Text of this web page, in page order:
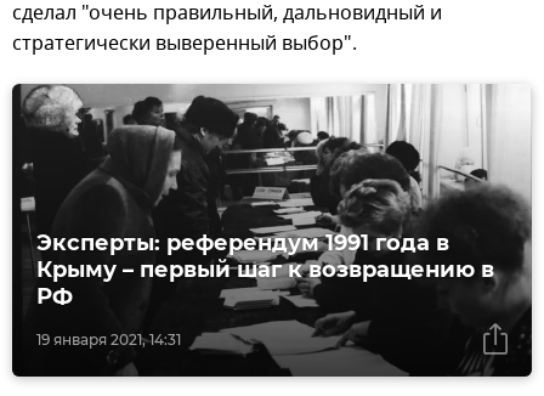
сделал "очень правильный, дальновидный и
стратегически выверенный выбор".
19 января 2021, 14:31
Эксперты: референдум 1991 года в
Крыму – первый шаг к возвращению в
РФ